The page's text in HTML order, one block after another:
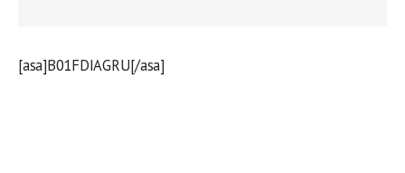
[asa]B01FDIAGRU[/asa]